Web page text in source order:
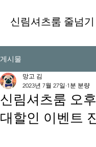
신림셔츠룸 줄넘기
게시물
신림셔츠룸 오
대할인 이벤트
망고 김
2023년 7월 27일 1분 분량